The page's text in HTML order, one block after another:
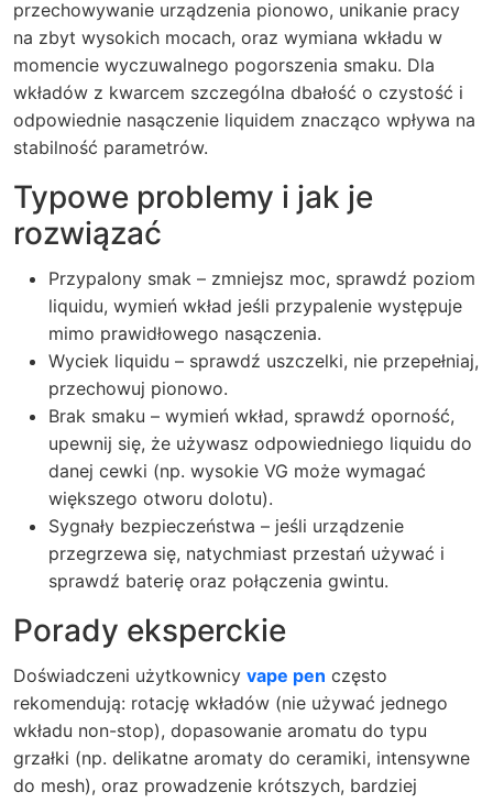
przechowywanie urządzenia pionowo, unikanie pracy
na zbyt wysokich mocach, oraz wymiana wkładu w
momencie wyczuwalnego pogorszenia smaku. Dla
wkładów z kwarcem szczególna dbałość o czystość i
odpowiednie nasączenie liquidem znacząco wpływa na
stabilność parametrów.
Typowe problemy i jak je
rozwiązać
Przypalony smak – zmniejsz moc, sprawdź poziom
liquidu, wymień wkład jeśli przypalenie występuje
mimo prawidłowego nasączenia.
Wyciek liquidu – sprawdź uszczelki, nie przepełniaj,
przechowuj pionowo.
Brak smaku – wymień wkład, sprawdź oporność,
upewnij się, że używasz odpowiedniego liquidu do
danej cewki (np. wysokie VG może wymagać
większego otworu dolotu).
Sygnały bezpieczeństwa – jeśli urządzenie
przegrzewa się, natychmiast przestań używać i
sprawdź baterię oraz połączenia gwintu.
Porady eksperckie
Doświadczeni użytkownicy vape pen często
rekomendują: rotację wkładów (nie używać jednego
wkładu non-stop), dopasowanie aromatu do typu
grzałki (np. delikatne aromaty do ceramiki, intensywne
do mesh), oraz prowadzenie krótszych, bardziej